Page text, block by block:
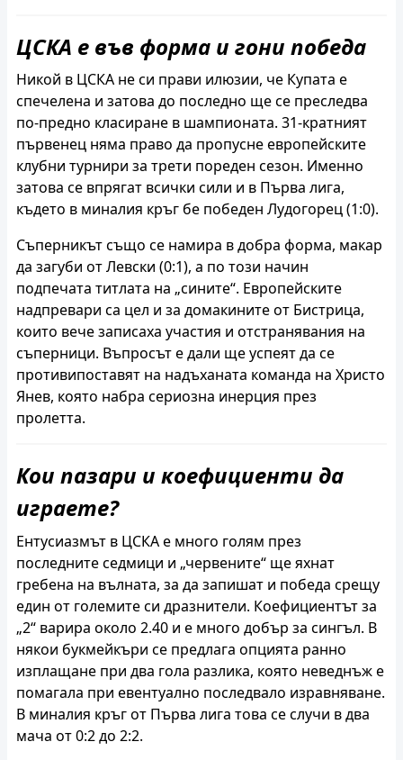
ЦСКА е във форма и гони победа
Никой в ЦСКА не си прави илюзии, че Купата е
спечелена и затова до последно ще се преследва
по-предно класиране в шампионата. 31-кратният
първенец няма право да пропусне европейските
клубни турнири за трети пореден сезон. Именно
затова се впрягат всички сили и в Първа лига,
където в миналия кръг бе победен Лудогорец (1:0).
Съперникът също се намира в добра форма, макар
да загуби от Левски (0:1), а по този начин
подпечата титлата на „сините“. Европейските
надпревари са цел и за домакините от Бистрица,
които вече записаха участия и отстранявания на
съперници. Въпросът е дали ще успеят да се
противипоставят на надъханата команда на Христо
Янев, която набра сериозна инерция през
пролетта.
Кои пазари и коефициенти да
играете?
Ентусиазмът в ЦСКА е много голям през
последните седмици и „червените“ ще яхнат
гребена на вълната, за да запишат и победа срещу
един от големите си дразнители. Коефициентът за
„2“ варира около 2.40 и е много добър за сингъл. В
някои букмейкъри се предлага опцията ранно
изплащане при два гола разлика, която неведнъж е
помагала при евентуално последвало изравняване.
В миналия кръг от Първа лига това се случи в два
мача от 0:2 до 2:2.